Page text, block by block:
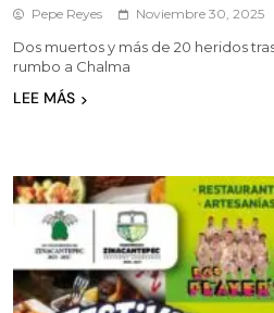
Pepe Reyes Noviembre 30, 2025
Dos muertos y más de 20 heridos
rumbo a Chalma
LEE MÁS